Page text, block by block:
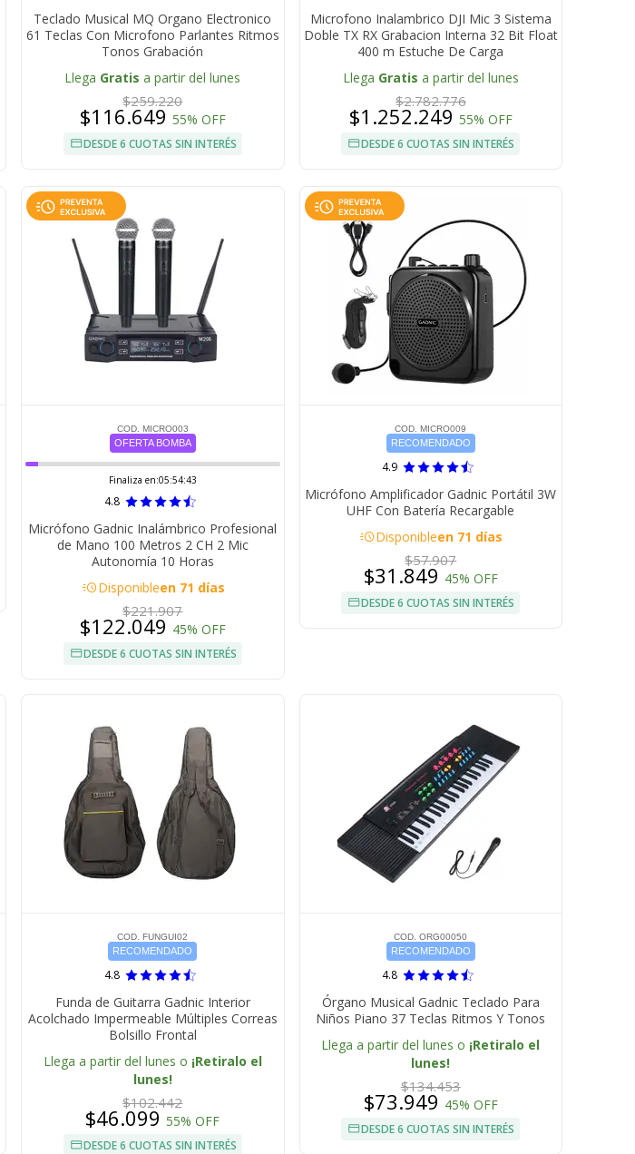
Teclado Musical MQ Organo Electronico
61 Teclas Con Microfono Parlantes Ritmos
Tonos Grabación
Llega Gratis a partir del lunes
$259.220
$116.649 55% OFF
DESDE 6 CUOTAS SIN INTERÉS
Microfono Inalambrico DJI Mic 3 Sistema
Doble TX RX Grabacion Interna 32 Bit Float
400 m Estuche De Carga
Llega Gratis a partir del lunes
$2.782.776
$1.252.249 55% OFF
DESDE 6 CUOTAS SIN INTERÉS
COD. MICRO003
OFERTA BOMBA
Finaliza en:05:54:42
4.8
Micrófono Gadnic Inalámbrico Profesional
de Mano 100 Metros 2 CH 2 Mic
Autonomía 10 Horas
acuteDisponibleen 71 días
$221.907
$122.049 45% OFF
DESDE 6 CUOTAS SIN INTERÉS
COD. MICRO009
RECOMENDADO
4.9
Micrófono Amplificador Gadnic Portátil 3W
UHF Con Batería Recargable
acuteDisponibleen 71 días
$57.907
$31.849 45% OFF
DESDE 6 CUOTAS SIN INTERÉS
COD. FUNGUI02
RECOMENDADO
4.8
Funda de Guitarra Gadnic Interior
Acolchado Impermeable Múltiples Correas
Bolsillo Frontal
Llega a partir del lunes o ¡Retiralo el
lunes!
$102.442
$46.09955% OFF
DESDE 6 CUOTAS SIN INTERÉS
COD. ORG00050
RECOMENDADO
4.8
Órgano Musical Gadnic Teclado Para
Niños Piano 37 Teclas Ritmos Y Tonos
Llega a partir del lunes o ¡Retiralo el
lunes!
$134.453
$73.949 45% OFF
DESDE 6 CUOTAS SIN INTERÉS